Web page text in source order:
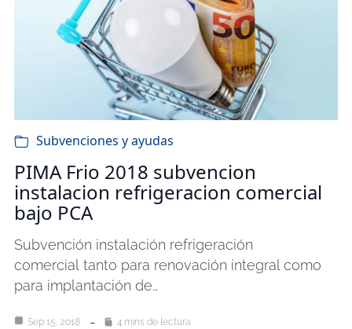
Subvenciones y ayudas
PIMA Frio 2018 subvencion
instalacion refrigeracion comercial
bajo PCA
Subvención instalación refrigeración
comercial tanto para renovación integral como
para implantación de…
Sep 15, 2018 4 mins de lectura